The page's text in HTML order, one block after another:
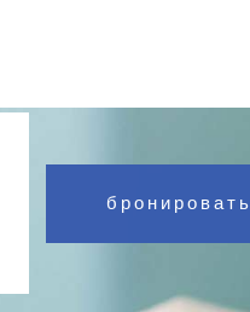
бронировать